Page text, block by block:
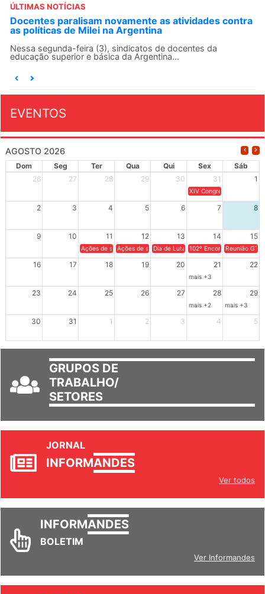
ÚLTIMAS NOTÍCIAS
ANDES-SN convoca docentes para Dia de
Solidariedade Internacionalista com Cuba em 13 de
agosto
O ANDES-SN conclama suas seções sindicais e o conjunto
EVENTOS
AGOSTO 2026
Dom Seg Ter Qua Qui Sex
Sáb
26
27 28 29 30 31 1
XIV Congresso Brasileiro
2 3 4 5 6 7 8
9 10 11 12 13 14 15
Ações de solidariedade a Cuba no Rio Grande do Sul - 100
Ações de solidariedade a Cuba no Rio Grande do
Dia de Luta em Defesa de Cuba e da
102º Encontro da
Reunião
16 17 18 19 20 21 22
mais +3
23 24 25 26 27 28 29
mais +2 mais +3
30 31 1 2 3 4 5
GRUPOS DE
TRABALHO/
SETORES
JORNAL
INFORMANDES
Ver todos
INFORMANDES
BOLETIM
Ver Informandes